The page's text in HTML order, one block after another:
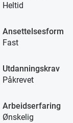
Heltid
Ansettelsesform
Fast
Utdanningskrav
Påkrevet
Arbeidserfaring
Ønskelig